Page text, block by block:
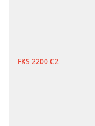
FKS 2200 C2